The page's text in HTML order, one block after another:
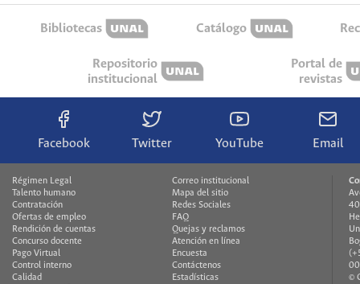
Bibliotecas Catálogo
Repositorio
institucional
Portal de
revistas
Facebook Twitter YouTube Email
Régimen Legal
Talento humano
Contratación
Ofertas de empleo
Rendición de cuentas
Concurso docente
Pago Virtual
Control interno
Calidad
Correo institucional
Mapa del sitio
Redes Sociales
FAQ
Quejas y reclamos
Atención en línea
Encuesta
Contáctenos
Estadísticas
©